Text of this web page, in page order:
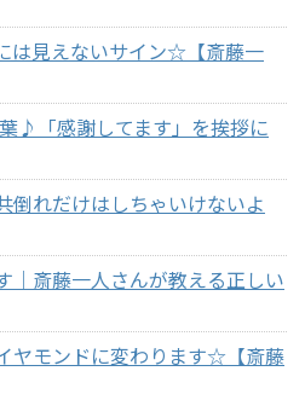
は見えないサイン☆【斎藤一
♪「感謝してます」を挨拶に
れだけはしちゃいけないよ
｜斎藤一人さんが教える正しい
ヤモンドに変わります☆【斎藤